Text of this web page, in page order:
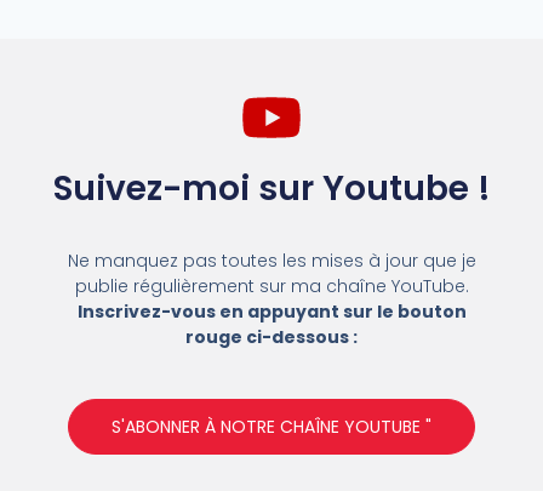
Suivez-moi sur Youtube !
Ne manquez pas toutes les mises à jour que je
publie régulièrement sur ma chaîne YouTube.
Inscrivez-vous en appuyant sur le bouton
rouge ci-dessous :
S'ABONNER À NOTRE CHAÎNE YOUTUBE "